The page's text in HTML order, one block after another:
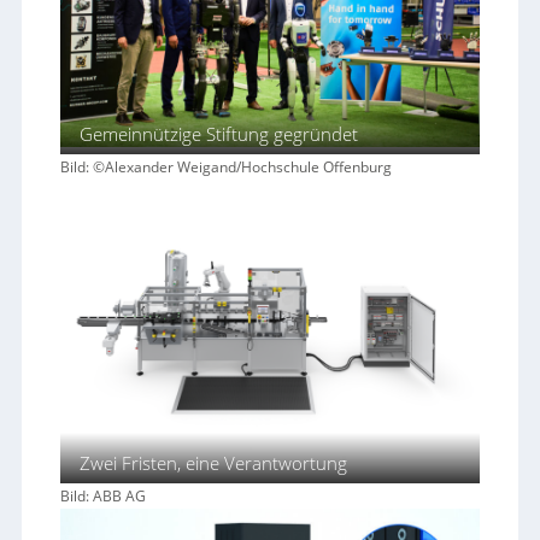
Gemeinnützige Stiftung gegründet
Bild: ©Alexander Weigand/Hochschule Offenburg
Zwei Fristen, eine Verantwortung
Bild: ABB AG